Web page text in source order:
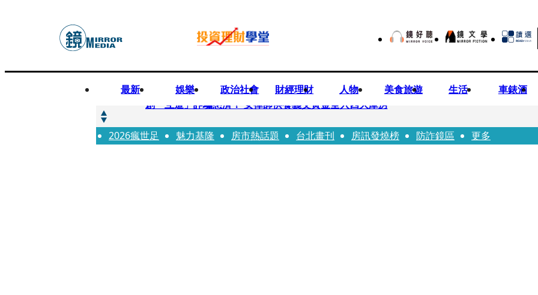
最新 娛樂 政治社會 財經理財 人物 美食旅遊 生活 車錶酒
快訊
創「互道」詐騙慈濟！ 女律師供養義父黃金全入四大庫房
快訊
前時力黨魁表態「反對刪公視預算」 盼在野三思：改凍結處理受質疑項目
2026瘋世足 魅力基隆 房市熱話題 台北畫刊 房訊發燒榜 防詐鏡區 更多